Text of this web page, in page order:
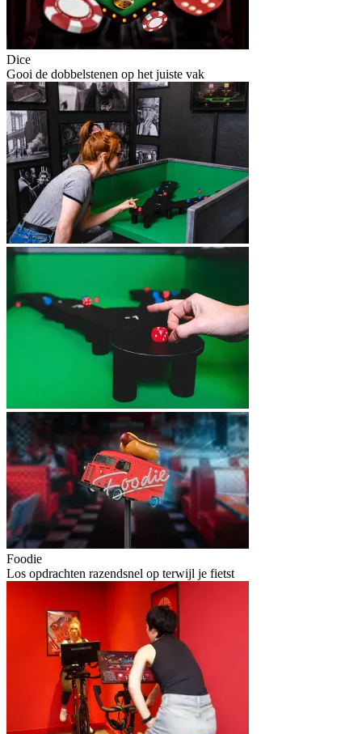
Dice
Gooi de dobbelstenen op het juiste vak
Foodie
Los opdrachten razendsnel op terwijl je fietst